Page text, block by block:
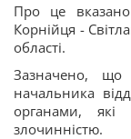
Про це
Корнійця -
області.
Зазначено, що
начальника
органами, які
злочинністю.